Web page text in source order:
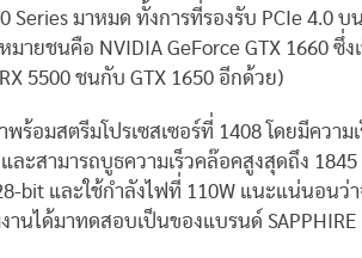
Series มาหมด ทั้งการที่รองรับ PCIe 4.0
มายชนคือ NVIDIA GeForce GTX 1660
5500 ชนกับ GTX 1650 อีกด้วย)
พร้อมสตรีมโปรเซสเซอร์ที่ 1408 โดยมีควา
ละสามารถบูธความเร็วคล๊อคสูงสุดถึง
bit และใช้กำลังไฟที่ 110W แนะแน่นอน
นได้มาทดสอบเป็นของแบรนด์